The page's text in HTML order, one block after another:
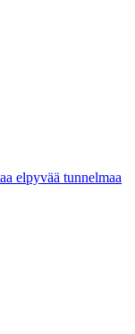
elpyvää tunnelmaa